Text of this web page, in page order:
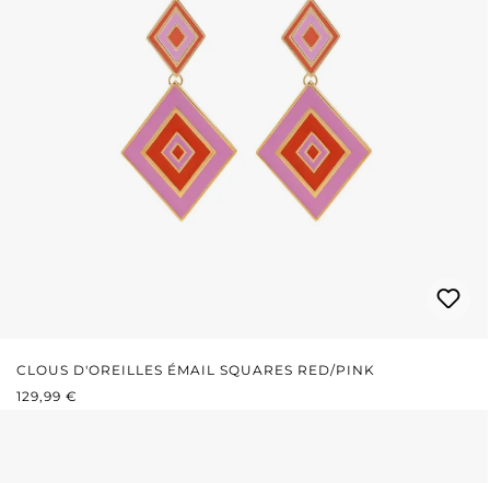
CLOUS D'OREILLES ÉMAIL SQUARES RED/PINK
PRIX RÉGULIER :
129,99 €